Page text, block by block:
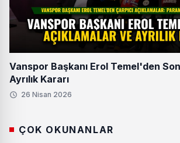
Vanspor Başkanı Erol Temel'den
Ayrılık Kararı
26 Nisan 2026
ÇOK OKUNANLAR